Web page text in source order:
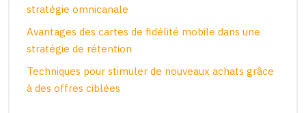
stratégie omnicanale
Avantages des cartes de fidélité mobile dans une
stratégie de rétention
Techniques pour stimuler de nouveaux achats grâce
à des offres ciblées